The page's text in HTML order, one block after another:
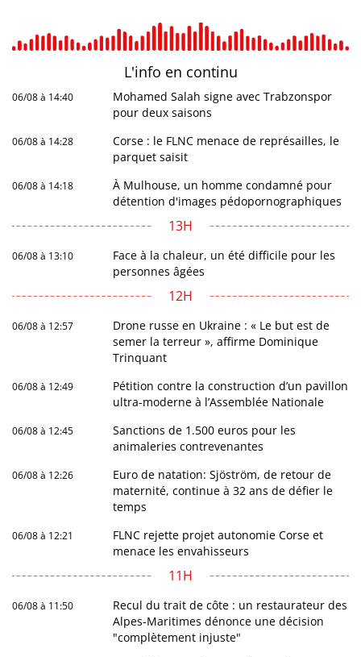
L'info en continu
06/08 à 14:40
Mohamed Salah signe avec Trabzonspor
pour deux saisons
06/08 à 14:28
Corse : le FLNC menace de représailles, le
parquet saisit
06/08 à 14:18
À Mulhouse, un homme condamné pour
détention d'images pédopornographiques
13H
06/08 à 13:10
Face à la chaleur, un été difficile pour les
personnes âgées
12H
06/08 à 12:57
Drone russe en Ukraine : « Le but est de
semer la terreur », affirme Dominique
Trinquant
06/08 à 12:49
Pétition contre la construction d’un pavillon
ultra-moderne à l’Assemblée Nationale
06/08 à 12:45
Sanctions de 1.500 euros pour les
animaleries contrevenantes
06/08 à 12:26
Euro de natation: Sjöström, de retour de
maternité, continue à 32 ans de défier le
temps
06/08 à 12:21
FLNC rejette projet autonomie Corse et
menace les envahisseurs
11H
06/08 à 11:50
Recul du trait de côte : un restaurateur des
Alpes-Maritimes dénonce une décision
"complètement injuste"